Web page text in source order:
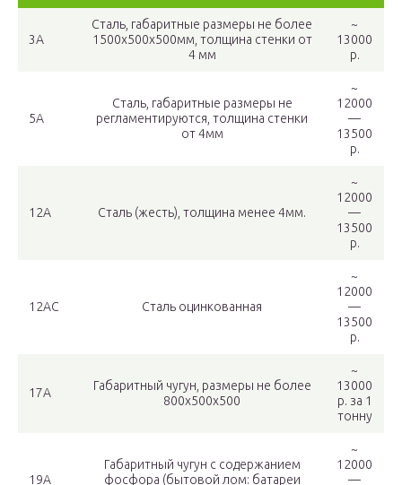
3А
Сталь, габаритные размеры не более
1500х500х500мм, толщина стенки от
4 мм
~
13000
р.
5А
Сталь, габаритные размеры не
регламентируются, толщина стенки
от 4мм
~
12000
—
13500
р.
12А Сталь (жесть), толщина менее 4мм.
~
12000
—
13500
р.
12АС Сталь оцинкованная
~
12000
—
13500
р.
17А
Габаритный чугун, размеры не более
800х500х500
~
13000
р. за 1
тонну
19А
Габаритный чугун с содержанием
фосфора (бытовой лом: батареи
~
12000
—